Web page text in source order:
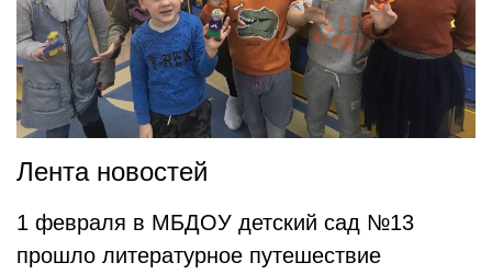
Лента новостей
1 февраля в МБДОУ детский сад №13
прошло литературное путешествие